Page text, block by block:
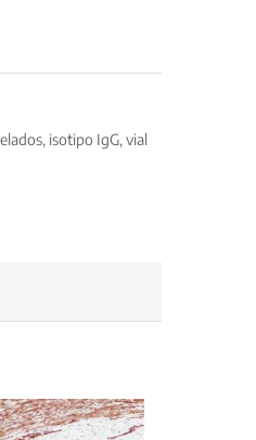
isotipo IgG, vial